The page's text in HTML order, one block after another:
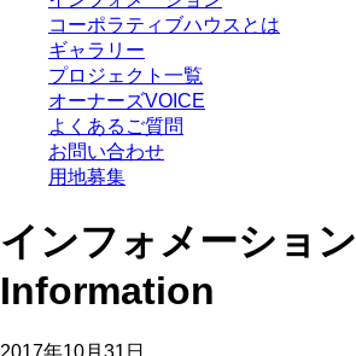
コーポラティブハウスとは
ギャラリー
プロジェクト一覧
オーナーズVOICE
よくあるご質問
お問い合わせ
用地募集
インフォメーション
Information
2017年10月31日